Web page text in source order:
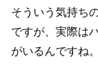
そういう気持ち
ですが、実際は
がいるんですね。